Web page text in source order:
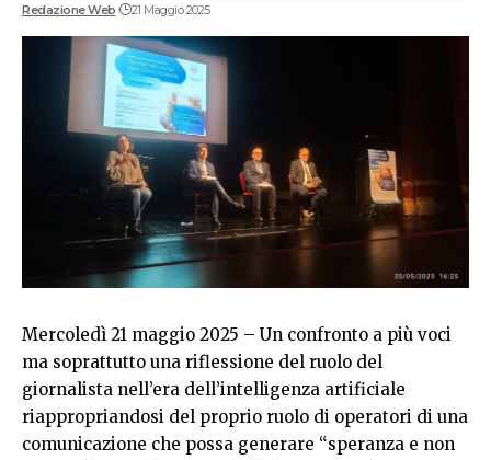
Redazione Web 21 Maggio 2025
Mercoledì 21 maggio 2025 – Un confronto a più voci
ma soprattutto una riflessione del ruolo del
giornalista nell’era dell’intelligenza artificiale
riappropriandosi del proprio ruolo di operatori di una
comunicazione che possa generare “speranza e non